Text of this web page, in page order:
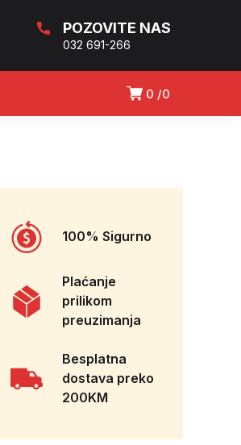
POZOVITE NAS
032 691-266
0 0
100% Sigurno
Plaćanje
prilikom
preuzimanja
Besplatna
dostava preko
200KM